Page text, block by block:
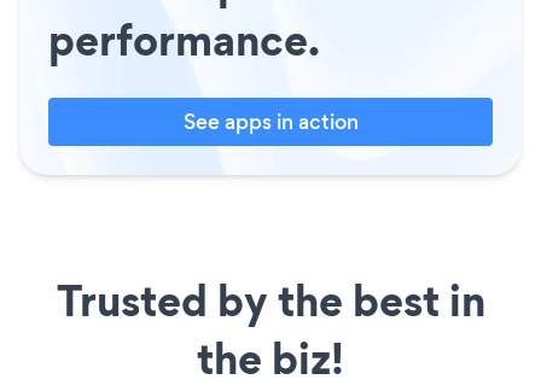
performance.
See apps in action
Trusted by the best in
the biz!